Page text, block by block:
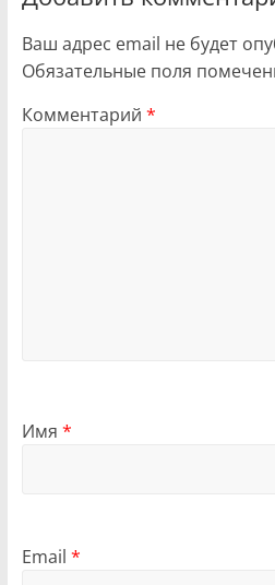
Ваш адрес email не будет
Обязательные поля
Комментарий *
Имя *
Email *